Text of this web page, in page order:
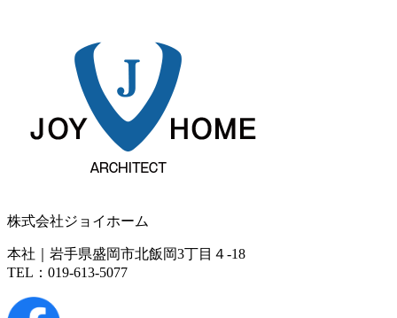
株式会社ジョイホーム
本社｜岩手県盛岡市北飯岡3丁目４-18
TEL：019-613-5077